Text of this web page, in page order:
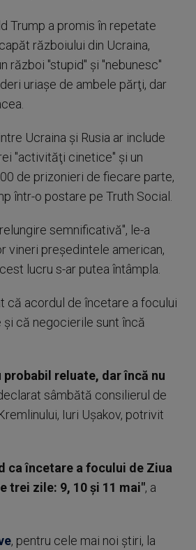
Trump a promis în repetate
războiului din Ucraina,
război "stupid" şi "nebunesc"
uriaşe de ambele părţi, dar
Ucraina şi Rusia ar include
"activităţi cinetice" şi un
de prizonieri de fiecare parte,
într-o postare pe Truth Social.
semnificativă", le-a
vineri preşedintele american,
lucru s-ar putea întâmpla.
că acordul de încetare a focului
că negocierile sunt încă
reluate, dar încă nu
sâmbătă consilierul de
Iuri Uşakov, potrivit
ca încetare a focului de Ziua
trei zile: 9, 10 şi 11 mai", a
, pentru cele mai noi știri, la